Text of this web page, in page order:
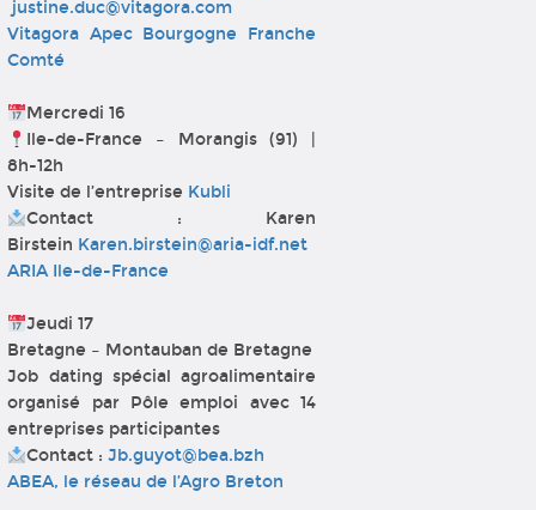
justine.duc@vitagora.com
Vitagora Apec Bourgogne Franche
Comté
Mercredi 16
Ile-de-France – Morangis (91) |
8h-12h
Visite de l’entreprise Kubli
Contact : Karen
Birstein Karen.birstein@aria-idf.net
ARIA Ile-de-France
Jeudi 17
Bretagne – Montauban de Bretagne
Job dating spécial agroalimentaire
organisé par Pôle emploi avec 14
entreprises participantes
Contact :Jb.guyot@bea.bzh
ABEA, le réseau de l’Agro Breton